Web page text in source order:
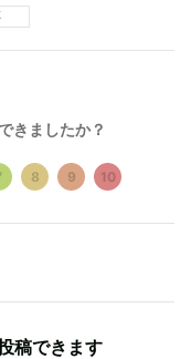
きましたか？
8 9 10
稿できます